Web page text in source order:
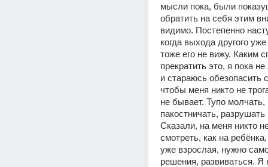
мысли пока, были
обратить на себя этим
видимо. Постепенно
когда выхода другого
тоже его не вижу. Каким
прекратить это, я пока
и стараюсь обезопасить
чтобы меня никто не
не бывает. Тупо молчать,
пакостничать, разрушать
Сказали, на меня никто
смотреть, как на
уже взрослая, нужно
решения, развиваться. Я